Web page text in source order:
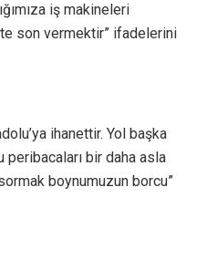
iş makineleri
son vermektir” ifadelerini
ihanettir. Yol başka
peribacaları bir daha asla
boynumuzun borcu”